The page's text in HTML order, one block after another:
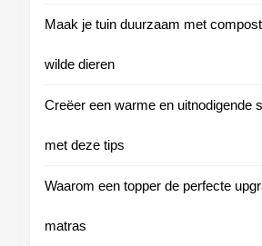
Maak je tuin duurzaam met
wilde dieren
Creëer een warme en uitnodigende
met deze tips
Waarom een topper de perfecte
matras